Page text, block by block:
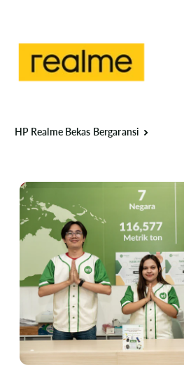
HP Realme Bekas Bergaransi